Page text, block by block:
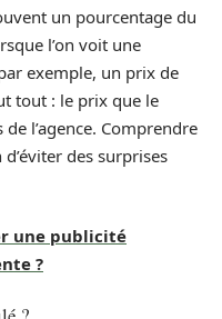
un pourcentage du
l’on voit une
exemple, un prix de
tout : le prix que le
l’agence. Comprendre
des surprises
une publicité
?